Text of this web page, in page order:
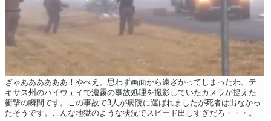
ぎゃああああああ！やべえ。思わず画面から遠ざかってしまったわ。テ
キサス州のハイウェイで濃霧の事故処理を撮影していたカメラが捉えた
衝撃の瞬間です。この事故で3人が病院に運ばれましたが死者は出なかっ
たそうです。こんな地獄のような状況でスピード出しすぎだろ・・・。